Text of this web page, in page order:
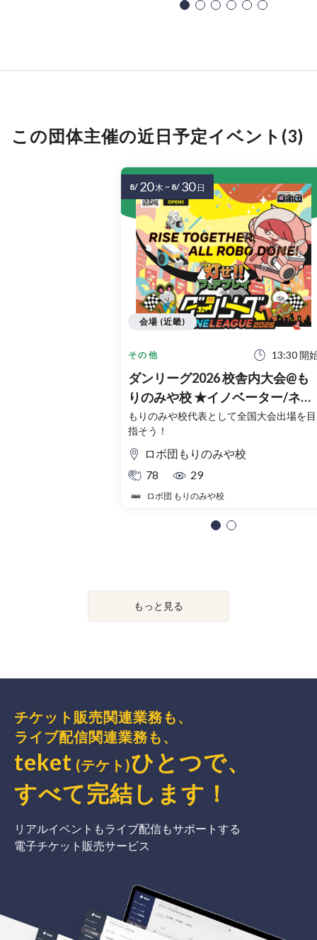
この団体主催の近日予定イベント(3)
その他 13:30 開
ダンリーグ2026 校舎内大会@も
りのみや校 ★イノベーター/ネク
スト/フロンティア★
もりのみや校代表として全国大会出場を目
指そう！
ロボ団もりのみや校
78
29
ロボ団 もりのみや校
会場 (近畿)
8/ 20木~ 8/ 30 日
もっと見る
チケット販売関連業務も、
ライブ配信関連業務も、
teket (テケト)ひとつで、
すべて完結 します ！
リアルイベントもライブ配信もサポートする
電子チケット販売サービス